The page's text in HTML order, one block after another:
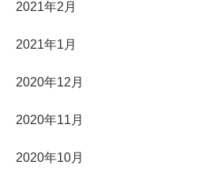
2021年2月
2021年1月
2020年12月
2020年11月
2020年10月